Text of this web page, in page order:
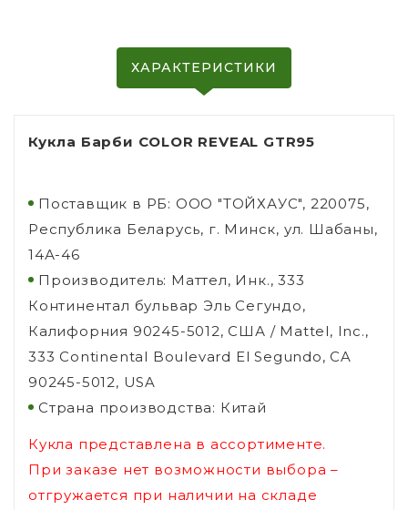
ХАРАКТЕРИСТИКИ
Кукла Барби COLOR REVEAL GTR95
Поставщик в РБ: ООО "ТОЙХАУС", 220075,
Республика Беларусь, г. Минск, ул. Шабаны,
14А-46
Производитель: Маттел, Инк., 333
Континентал бульвар Эль Сегундо,
Калифорния 90245-5012, США / Mattel, Inc.,
333 Continental Boulevard El Segundo, CA
90245-5012, USA
Страна производства: Китай
Кукла представлена в ассортименте.
При заказе нет возможности выбора –
отгружается при наличии на складе